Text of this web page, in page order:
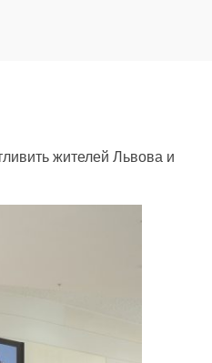
жителей Львова и